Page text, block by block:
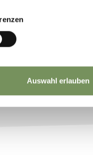
Auswahl erlauben